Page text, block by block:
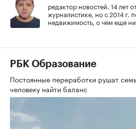
редактор новостей. 14 лет
журналистике, но с 2014 г.
недвижимость, о чем еще ни
РБК Образование
Постоянные переработки рушат
человеку найти баланс